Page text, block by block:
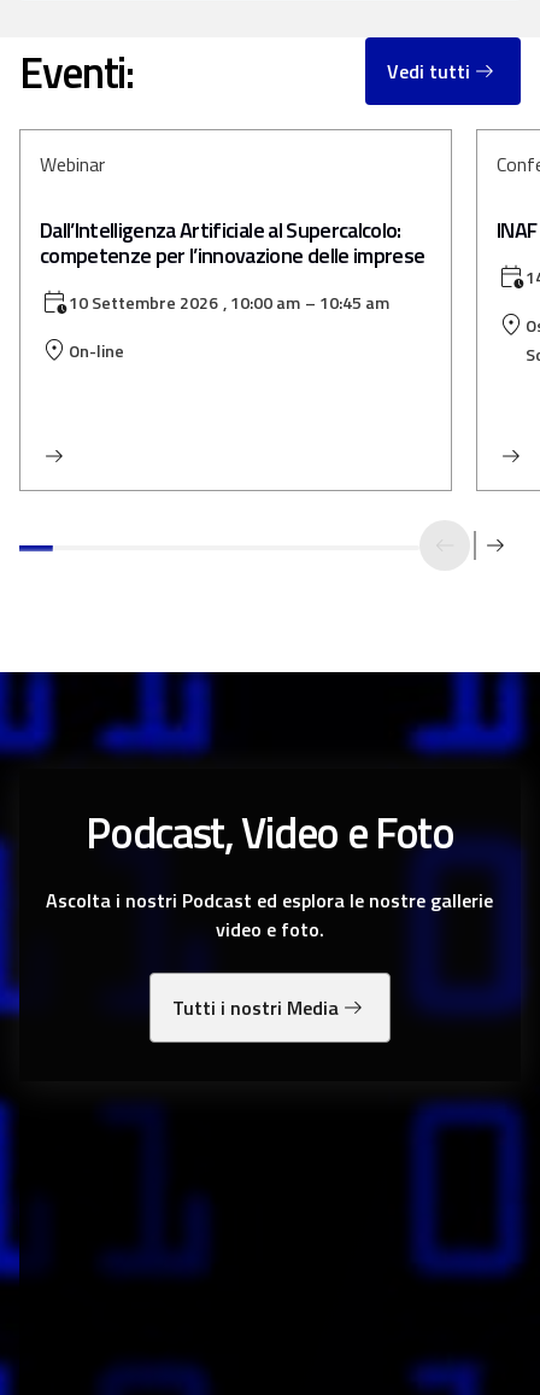
Eventi: Vedi tutti
Webinar
Dall’Intelligenza Artificiale al Supercalcolo:
competenze per l’innovazione delle imprese
10 Settembre 2026 , 10:00 am – 10:45 am
On-line
Podcast, Video e Foto
Ascolta i nostri Podcast ed esplora le nostre gallerie
video e foto.
Tutti i nostri Media